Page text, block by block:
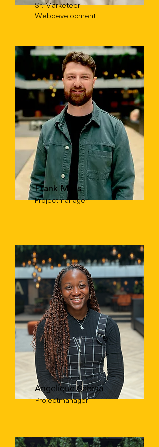
Sr. Marketeer
Webdevelopment
Frank Maas
Projectmanager
Angelique Sabina
Projectmanager